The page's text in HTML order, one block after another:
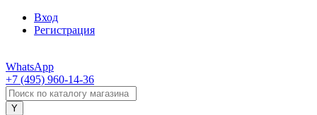
Вход
Регистрация
WhatsApp
+7 (495) 960-14-36